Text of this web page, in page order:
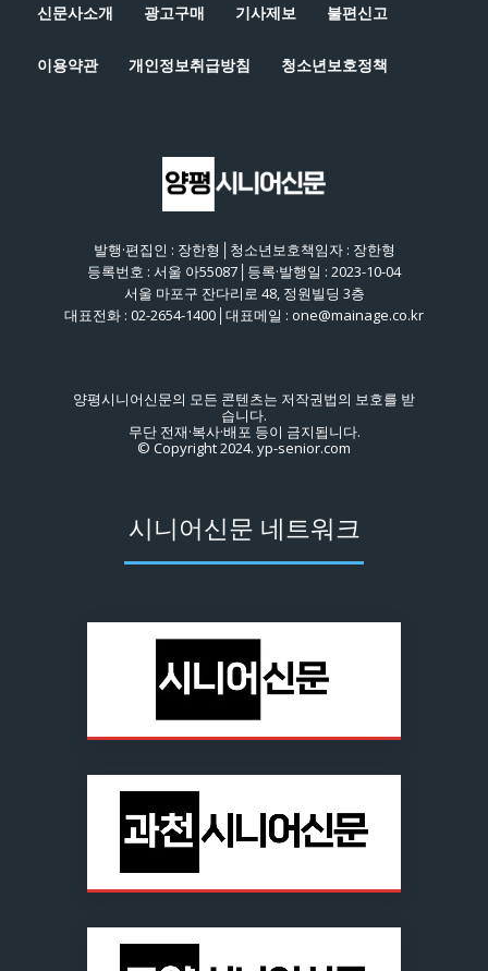
신문사소개 광고구매 기사제보 불편신고
이용약관 개인정보취급방침 청소년보호정책
발행·편집인 : 장한형│청소년보호책임자 : 장한형
등록번호 : 서울 아55087│등록·발행일 : 2023-10-04
서울 마포구 잔다리로 48, 정원빌딩 3층
대표전화 : 02-2654-1400│대표메일 : one@mainage.co.kr
양평시니어신문의 모든 콘텐츠는 저작권법의 보호를 받
습니다.
무단 전재·복사·배포 등이 금지됩니다.
© Copyright 2024. yp-senior.com
시니어신문 네트워크